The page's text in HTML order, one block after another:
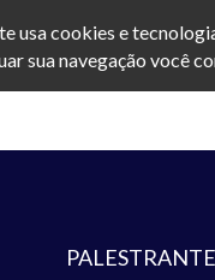
usa cookies e
sua navegação você